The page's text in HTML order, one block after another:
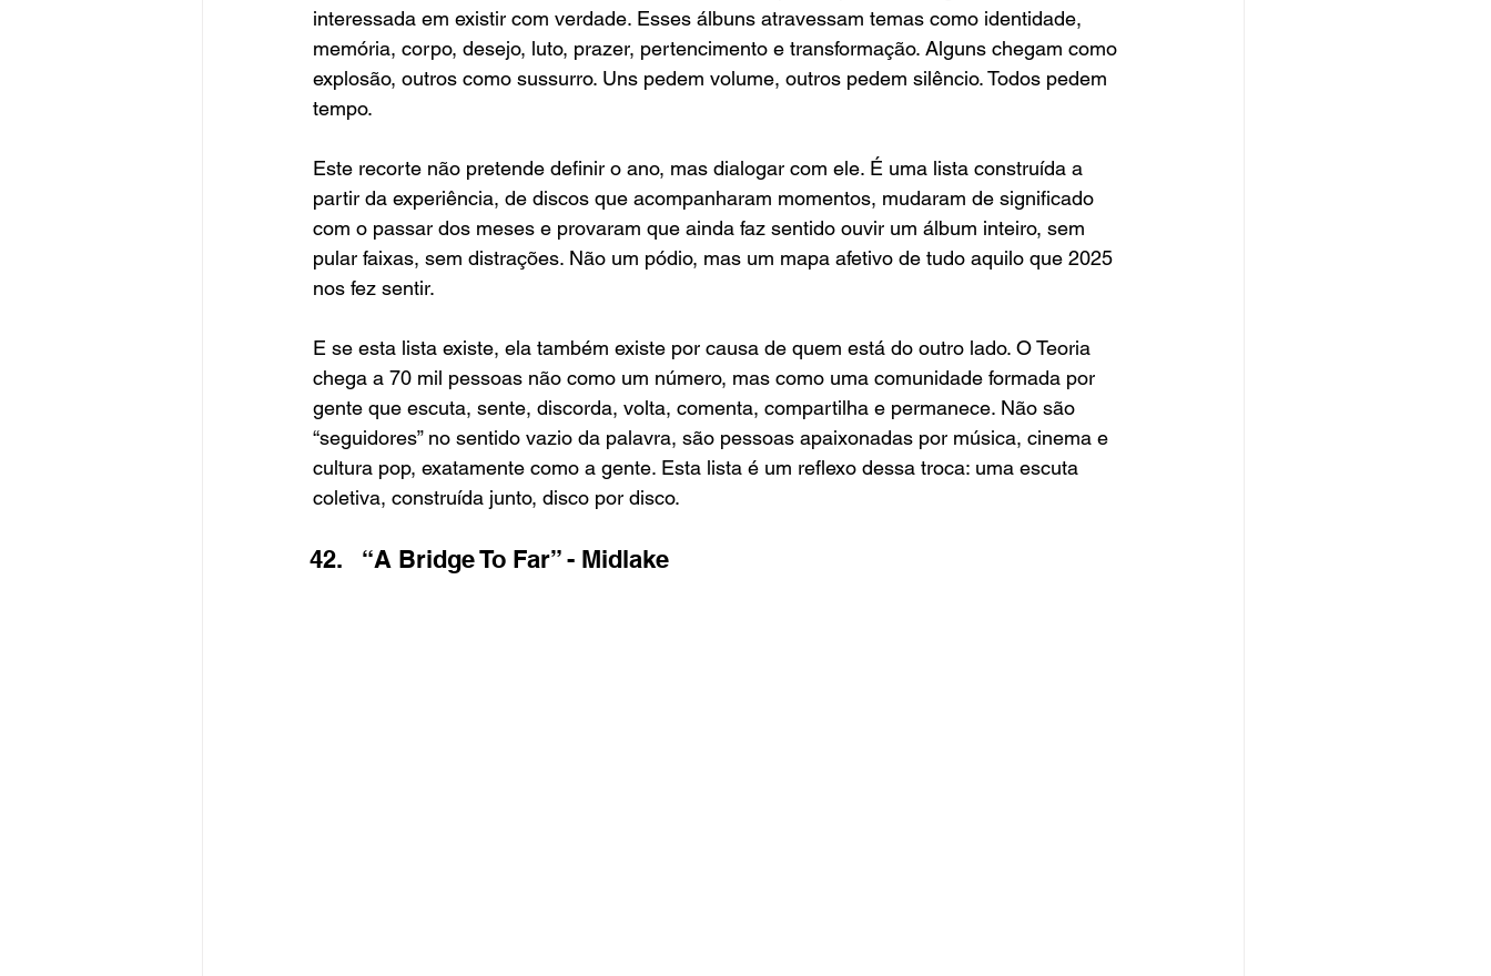
interessada em existir com verdade. Esses álbuns atravessam temas como identidade,
memória, corpo, desejo, luto, prazer, pertencimento e transformação. Alguns chegam como
explosão, outros como sussurro. Uns pedem volume, outros pedem silêncio. Todos pedem
tempo.
Este recorte não pretende definir o ano, mas dialogar com ele. É uma lista construída a
partir da experiência, de discos que acompanharam momentos, mudaram de significado
com o passar dos meses e provaram que ainda faz sentido ouvir um álbum inteiro, sem
pular faixas, sem distrações. Não um pódio, mas um mapa afetivo de tudo aquilo que 2025
nos fez sentir.
E se esta lista existe, ela também existe por causa de quem está do outro lado. O Teoria
chega a 70 mil pessoas não como um número, mas como uma comunidade formada por
gente que escuta, sente, discorda, volta, comenta, compartilha e permanece. Não são
“seguidores” no sentido vazio da palavra, são pessoas apaixonadas por música, cinema e
cultura pop, exatamente como a gente. Esta lista é um reflexo dessa troca: uma escuta
coletiva, construída junto, disco por disco.
“A Bridge To Far” - Midlake